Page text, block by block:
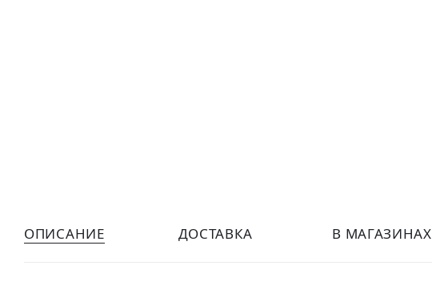
ОПИСАНИЕ ДОСТАВКА В МАГАЗИНАХ